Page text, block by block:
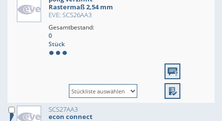
Rastermaß 2,54 mm
EVE: SCS26AA3
Gesamtbestand:
0
Stück
SCS27AA3
econ connect